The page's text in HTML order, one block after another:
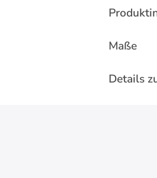
Maße
Details